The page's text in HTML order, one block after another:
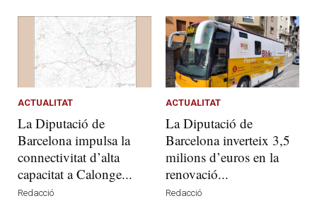
ACTUALITAT
La Diputació de
Barcelona impulsa la
connectivitat d’alta
capacitat a Calonge...
Redacció
ACTUALITAT
La Diputació de
Barcelona inverteix 3,5
milions d’euros en la
renovació...
Redacció